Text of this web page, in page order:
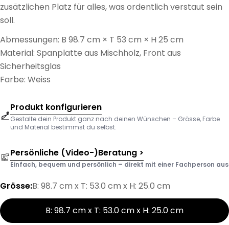
zusätzlichen Platz für alles, was ordentlich verstaut sein
soll.
Abmessungen: B 98.7 cm × T 53 cm × H 25 cm
Material: Spanplatte aus Mischholz, Front aus
Sicherheitsglas
Farbe: Weiss
Produkt konfigurieren
Gestalte dein Produkt ganz nach deinen Wünschen – Grösse, Farbe
und Material bestimmst du selbst.
Persönliche (Video-)Beratung >
Einfach, bequem und persönlich – direkt mit einer Fachperson aus
Grösse:B: 98.7 cm x T: 53.0 cm x H: 25.0 cm
B: 98.7 cm x T: 53.0 cm x H: 25.0 cm